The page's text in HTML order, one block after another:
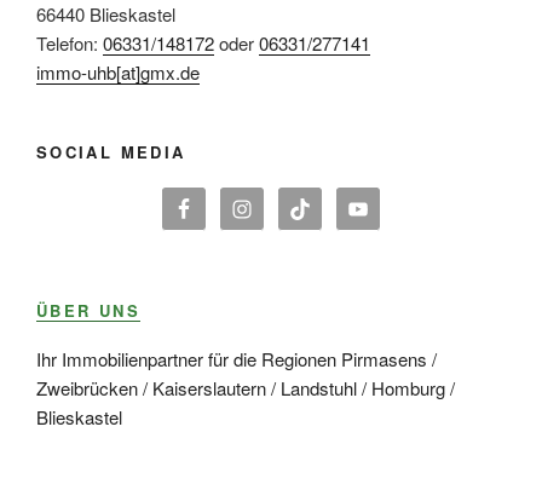
66440 Blieskastel
Telefon: 06331/148172oder06331/277141
immo-uhb[at]gmx.de
SOCIAL MEDIA
ÜBER UNS
Ihr Immobilienpartner für die Regionen Pirmasens /
Zweibrücken / Kaiserslautern / Landstuhl / Homburg /
Blieskastel